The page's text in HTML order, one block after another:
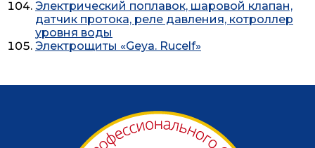
Электрический поплавок, шаровой клапан,
датчик протока, реле давления, котроллер
уровня воды
Электрощиты «Geya. Rucelf»